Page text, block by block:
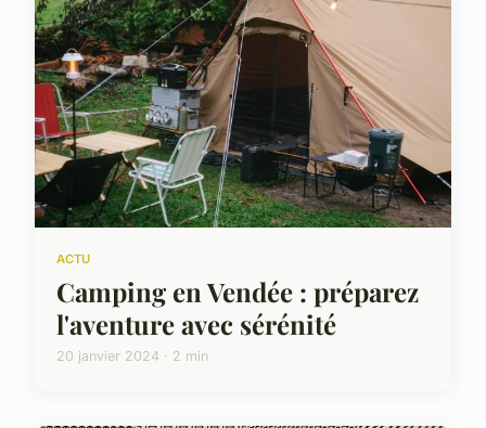
ACTU
Camping en Vendée : préparez
l'aventure avec sérénité
20 janvier 2024 · 2 min